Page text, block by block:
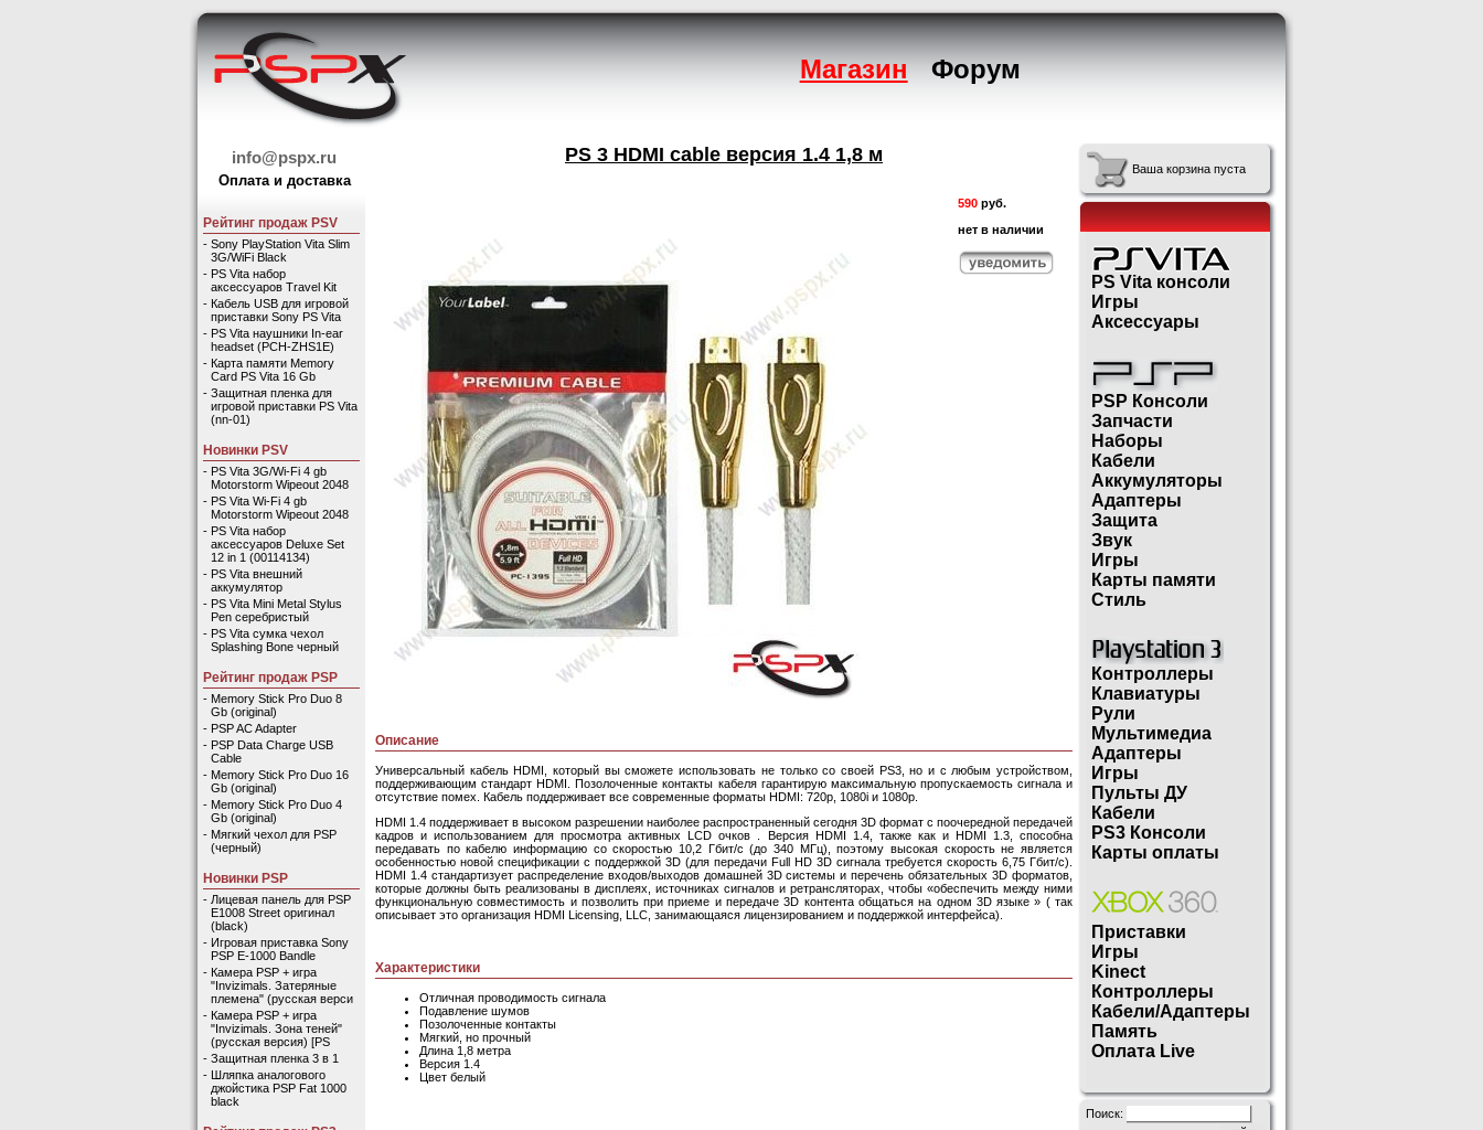
Магазин Форум
info@pspx.ru
Оплата и доставка
Рейтинг продаж PSV
- Sony PlayStation Vita Slim
3G/WiFi Black
- PS Vita набор
аксессуаров Travel Kit
- Кабель USB для игровой
приставки Sony PS Vita
- PS Vita наушники In-ear
headset (PCH-ZHS1E)
- Карта памяти Memory
Card PS Vita 16 Gb
- Защитная пленка для
игровой приставки PS Vita
(nn-01)
Новинки PSV
- PS Vita 3G/Wi-Fi 4 gb
Motorstorm Wipeout 2048
- PS Vita Wi-Fi 4 gb
Motorstorm Wipeout 2048
- PS Vita набор
аксессуаров Deluxe Set
12 in 1 (00114134)
- PS Vita внешний
аккумулятор
- PS Vita Mini Metal Stylus
Pen серебристый
- PS Vita сумка чехол
Splashing Bone черный
Рейтинг продаж PSP
- Memory Stick Pro Duo 8
Gb (original)
- PSP AC Adapter
- PSP Data Charge USB
Cable
- Memory Stick Pro Duo 16
Gb (original)
- Memory Stick Pro Duo 4
Gb (original)
- Мягкий чехол для PSP
(черный)
Новинки PSP
- Лицевая панель для PSP
E1008 Street оригинал
(black)
- Игровая приставка Sony
PSP E-1000 Bandle
- Камера PSP + игра
"Invizimals. Затеряные
племена" (русская верси
- Камера PSP + игра
"Invizimals. Зона теней"
(русская версия) [PS
- Защитная пленка 3 в 1
- Шляпка аналогового
джойстика PSP Fat 1000
black
PS 3 HDMI cable версия 1.4 1,8 м
590 руб.
нет в наличии
Описание
Универсальный кабель HDMI, который вы сможете использовать не только со своей PS3, но и с любым устройством,
поддерживающим стандарт HDMI. Позолоченные контакты кабеля гарантирую максимальную пропускаемость сигнала и
отсутствие помех. Кабель поддерживает все современные форматы HDMI: 720p, 1080i и 1080p.
HDMI 1.4 поддерживает в высоком разрешении наиболее распространенный сегодня 3D формат с поочередной передачей
кадров и использованием для просмотра активных LCD очков . Версия HDMI 1.4, также как и HDMI 1.3, способна
передавать по кабелю информацию со скоростью 10,2 Гбит/с (до 340 МГц), поэтому высокая скорость не является
особенностью новой спецификации с поддержкой 3D (для передачи Full HD 3D сигнала требуется скорость 6,75 Гбит/с).
HDMI 1.4 стандартизует распределение входов/выходов домашней 3D системы и перечень обязательных 3D форматов,
которые должны быть реализованы в дисплеях, источниках сигналов и ретрансляторах, чтобы «обеспечить между ними
функциональную совместимость и позволить при приеме и передаче 3D контента общаться на одном 3D языке » ( так
описывает это организация HDMI Licensing, LLC, занимающаяся лицензированием и поддержкой интерфейса).
Характеристики
Отличная проводимость сигнала
Подавление шумов
Позолоченные контакты
Мягкий, но прочный
Длина 1,8 метра
Версия 1.4
Цвет белый
Ваша корзина пуста
PS Vita консоли
Игры
Аксессуары
PSP Консоли
Запчасти
Наборы
Кабели
Аккумуляторы
Адаптеры
Защита
Звук
Игры
Карты памяти
Стиль
Контроллеры
Клавиатуры
Рули
Мультимедиа
Адаптеры
Игры
Пульты ДУ
Кабели
PS3 Консоли
Карты оплаты
Приставки
Игры
Kinect
Контроллеры
Кабели/Адаптеры
Память
Оплата Live
Поиск: